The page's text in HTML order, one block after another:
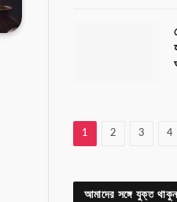
1 2 3 4
আমাদের সঙ্গে যুক্ত থাকুন